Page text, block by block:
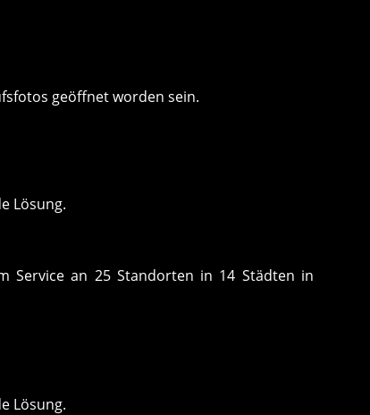
geöffnet worden sein.
Lösung.
Service an 25 Standorten in 14 Städten in
Lösung.